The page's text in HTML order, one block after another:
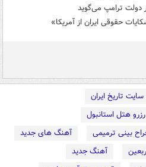
دولت ترامپ می‌گوید
حقوقی ایران از آمریکا»
سایت تاریخ ایران
رزرو هتل استانبول
بینی ترمیمی
آهنگ های جدید
آهنگ جدید